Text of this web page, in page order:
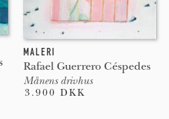
MALERI
Rafael Guerrero Céspedes
Månens drivhus
3.900 DKK